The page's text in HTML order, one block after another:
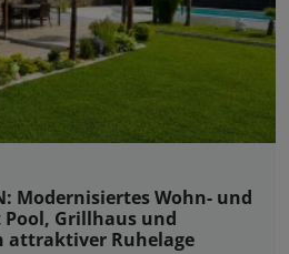
Modernisiertes Wohn- und
Grillhaus und
attraktiver Ruhelage